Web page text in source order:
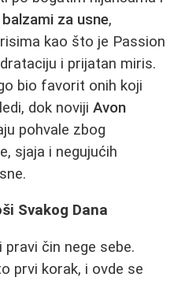
za usne,
kao što je Passion
i prijatan miris.
bio favorit onih koji
dok noviji Avon
pohvale zbog
sjaja i negujućih
Svakog Dana
čin nege sebe.
prvi korak, i ovde se